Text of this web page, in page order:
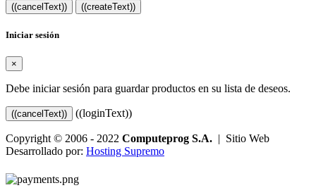
((cancelText)) ((createText))
Iniciar sesión
×
Debe iniciar sesión para guardar productos en su lista de deseos.
((cancelText)) ((loginText))
Copyright © 2006 - 2022 Computeprog S.A. | Sitio Web
Desarrollado por: Hosting Supremo